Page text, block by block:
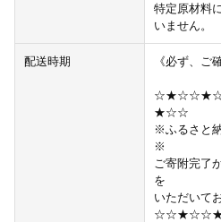
特定原材料
いません。
配送時期 《必ず、ご
★☆☆
※ふるさと
※
ご寄附完了
を
いただいて